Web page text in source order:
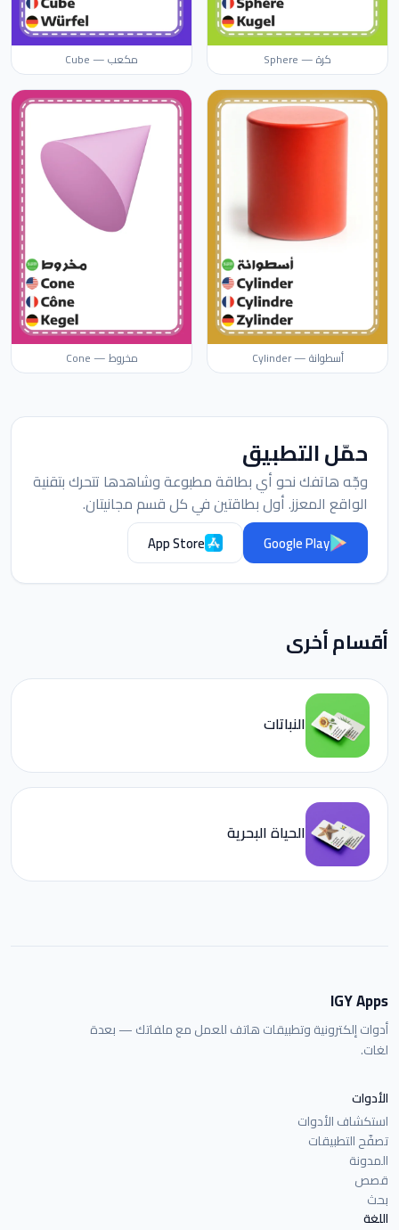
كرة — Sphere مكعب — Cube
أسطوانة — Cylinder مخروط — Cone
حمّل التطبيق
وجّه هاتفك نحو أي بطاقة مطبوعة وشاهدها تتحرك بتقنية
الواقع المعزز. أول بطاقتين في كل قسم مجانيتان.
Google Play
App Store
أقسام أخرى
النباتات
الحياة البحرية
IGY Apps
أدوات إلكترونية وتطبيقات هاتف للعمل مع ملفاتك — بعدة
لغات.
الأدوات
استكشاف الأدوات
تصفّح التطبيقات
المدونة
قصص
بحث
اللغة